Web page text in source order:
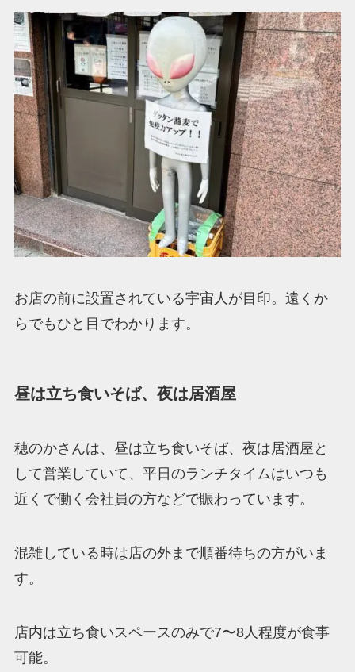
お店の前に設置されている宇宙人が目印。遠くか
らでもひと目でわかります。
昼は立ち食いそば、夜は居酒屋
穂のかさんは、昼は立ち食いそば、夜は居酒屋と
して営業していて、平日のランチタイムはいつも
近くで働く会社員の方などで賑わっています。
混雑している時は店の外まで順番待ちの方がいま
す。
店内は立ち食いスペースのみで7〜8人程度が食事
可能。